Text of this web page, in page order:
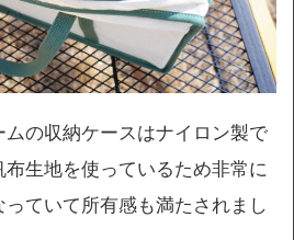
ムの収納ケースはナイロン製で
布生地を使っているため非常に
っていて所有感も満たされまし